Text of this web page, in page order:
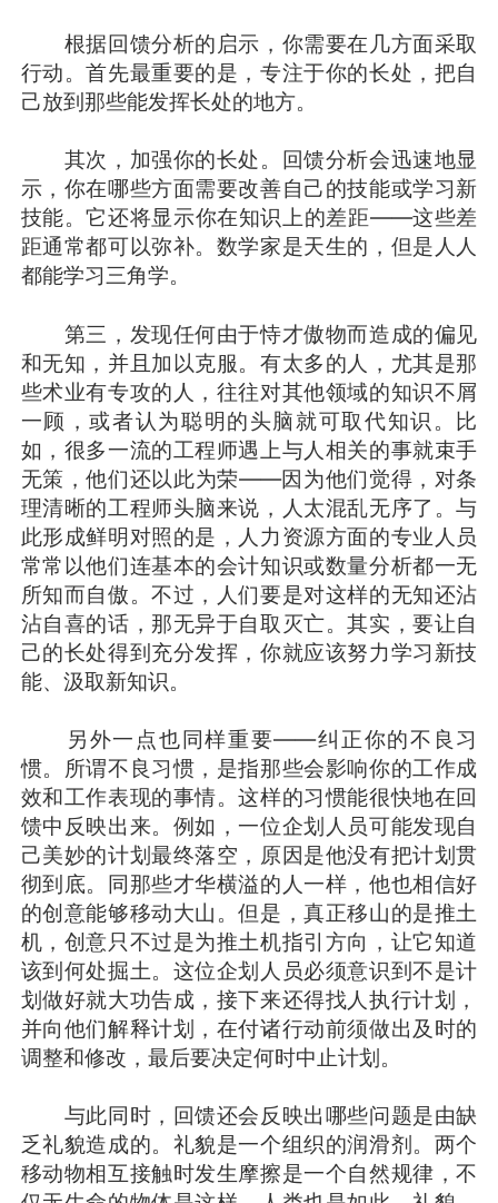
根据回馈分析的启示，你需要在几方面采取
行动。首先最重要的是，专注于你的长处，把自
己放到那些能发挥长处的地方。
其次，加强你的长处。回馈分析会迅速地显
示，你在哪些方面需要改善自己的技能或学习新
技能。它还将显示你在知识上的差距——这些差
距通常都可以弥补。数学家是天生的，但是人人
都能学习三角学。
第三，发现任何由于恃才傲物而造成的偏见
和无知，并且加以克服。有太多的人，尤其是那
些术业有专攻的人，往往对其他领域的知识不屑
一顾，或者认为聪明的头脑就可取代知识。比
如，很多一流的工程师遇上与人相关的事就束手
无策，他们还以此为荣——因为他们觉得，对条
理清晰的工程师头脑来说，人太混乱无序了。与
此形成鲜明对照的是，人力资源方面的专业人员
常常以他们连基本的会计知识或数量分析都一无
所知而自傲。不过，人们要是对这样的无知还沾
沾自喜的话，那无异于自取灭亡。其实，要让自
己的长处得到充分发挥，你就应该努力学习新技
能、汲取新知识。
另外一点也同样重要——纠正你的不良习
惯。所谓不良习惯，是指那些会影响你的工作成
效和工作表现的事情。这样的习惯能很快地在回
馈中反映出来。例如，一位企划人员可能发现自
己美妙的计划最终落空，原因是他没有把计划贯
彻到底。同那些才华横溢的人一样，他也相信好
的创意能够移动大山。但是，真正移山的是推土
机，创意只不过是为推土机指引方向，让它知道
该到何处掘土。这位企划人员必须意识到不是计
划做好就大功告成，接下来还得找人执行计划，
并向他们解释计划，在付诸行动前须做出及时的
调整和修改，最后要决定何时中止计划。
与此同时，回馈还会反映出哪些问题是由缺
乏礼貌造成的。礼貌是一个组织的润滑剂。两个
移动物相互接触时发生摩擦是一个自然规律，不